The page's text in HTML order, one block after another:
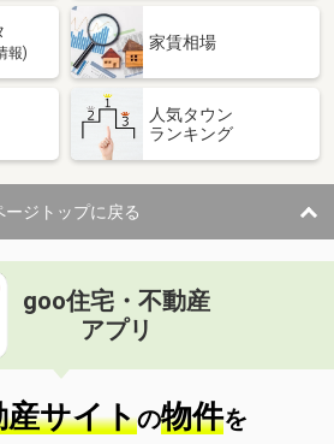
報)
家賃相場
人気タウン
ランキング
ージトップに戻る
goo住宅・不動産
アプリ
産サイトの物件を